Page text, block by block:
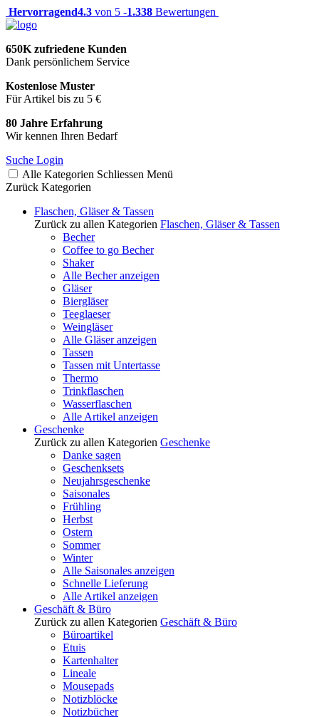
Hervorragend4.3 von 5 -1.338 Bewertungen
650K zufriedene Kunden
Dank persönlichem Service
Kostenlose Muster
Für Artikel bis zu 5 €
80 Jahre Erfahrung
Wir kennen Ihren Bedarf
Suche Login
Alle Kategorien Schliessen Menü
Zurück Kategorien
Flaschen, Gläser & Tassen
Zurück zu allen Kategorien Flaschen, Gläser & Tassen
Becher
Coffee to go Becher
Shaker
Alle Becher anzeigen
Gläser
Biergläser
Teeglaeser
Weingläser
Alle Gläser anzeigen
Tassen
Tassen mit Untertasse
Thermo
Trinkflaschen
Wasserflaschen
Alle Artikel anzeigen
Geschenke
Zurück zu allen Kategorien Geschenke
Danke sagen
Geschenksets
Neujahrsgeschenke
Saisonales
Frühling
Herbst
Ostern
Sommer
Winter
Alle Saisonales anzeigen
Schnelle Lieferung
Alle Artikel anzeigen
Geschäft & Büro
Zurück zu allen Kategorien Geschäft & Büro
Büroartikel
Etuis
Kartenhalter
Lineale
Mousepads
Notizblöcke
Notizbücher